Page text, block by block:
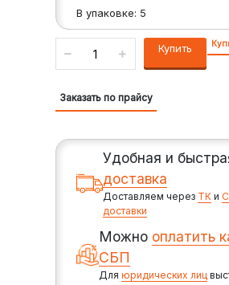
В упаковке: 5
Купить
Заказать по прайсу
Удобная и
доставка
Доставляем через ТК и
доставки
Можно оплатить
СБП
Дляюридических лиц